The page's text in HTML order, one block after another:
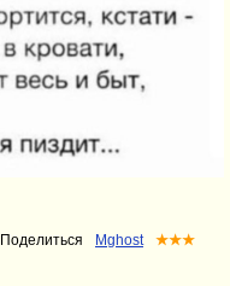
Поделиться Mghost ★★★